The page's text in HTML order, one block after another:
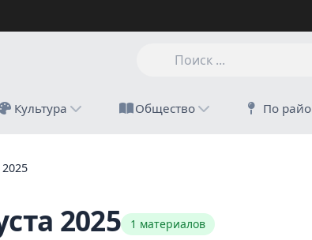
Культура Общество По
2025 1 материалов